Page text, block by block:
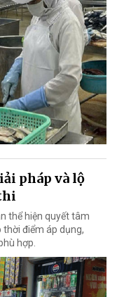
pháp và lộ
thể hiện quyết tâm
thời điểm áp dụng,
hợp.